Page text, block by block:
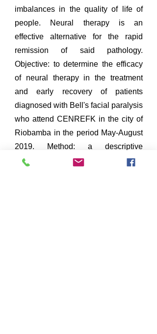
imbalances in the quality of life of
people. Neural therapy is an
effective alternative for the rapid
remission of said pathology.
Objective: to determine the efficacy
of neural therapy in the treatment
and early recovery of patients
diagnosed with Bell's facial paralysis
who attend CENREFK in the city of
Riobamba in the period May-August
2019. Method: a descriptive
observational study was conducted